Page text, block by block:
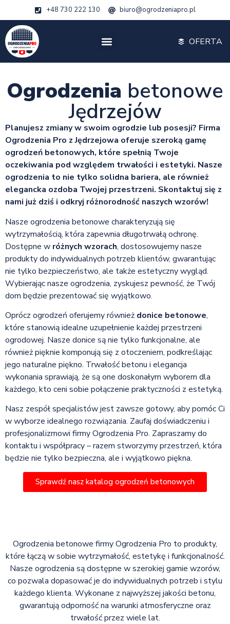
+48 730 222 130 biuro@ogrodzeniapro.pl
OFERTA
Ogrodzenia betonowe
Jędrzejów
Planujesz zmiany w swoim ogrodzie lub posesji? Firma
Ogrodzenia Pro z Jędrzejowa oferuje szeroką gamę
ogrodzeń betonowych, które spełnią Twoje
oczekiwania pod względem trwałości i estetyki. Nasze
ogrodzenia to nie tylko solidna bariera, ale również
elegancka ozdoba Twojej przestrzeni. Skontaktuj się z
nami już dziś i odkryj różnorodność naszych wzorów!
Nasze ogrodzenia betonowe charakteryzują się
wytrzymałością, która zapewnia długotrwałą ochronę.
Dostępne w różnych wzorach, dostosowujemy nasze
produkty do indywidualnych potrzeb klientów, gwarantując
nie tylko bezpieczeństwo, ale także estetyczny wygląd.
Wybierając nasze ogrodzenia, zyskujesz pewność, że Twój
dom będzie prezentować się wyjątkowo.
Oprócz ogrodzeń oferujemy również donice betonowe,
które stanowią idealne uzupełnienie każdej przestrzeni
ogrodowej. Nasze donice są nie tylko funkcjonalne, ale
również pięknie komponują się z otoczeniem, podkreślając
jego naturalne piękno. Trwałość betonu i elegancja
wykonania sprawiają, że są one doskonałym wyborem dla
każdego, kto ceni sobie połączenie praktyczności z estetyką.
Nasz zespół specjalistów jest zawsze gotowy, aby pomóc Ci
w wyborze idealnego rozwiązania. Zaufaj doświadczeniu i
profesjonalizmowi firmy Ogrodzenia Pro. Zapraszamy do
kontaktu i współpracy – razem stworzymy przestrzeń, która
będzie nie tylko bezpieczna, ale i wyjątkowo piękna.
Sprawdź nasz katalog ogrodzeń betonowych
Ogrodzenia betonowe firmy Ogrodzenia Pro to produkty,
które łączą w sobie wytrzymałość, estetykę i funkcjonalność.
Nasze ogrodzenia są dostępne w szerokiej gamie wzorów,
co pozwala dopasować je do indywidualnych potrzeb i stylu
każdego klienta. Wykonane z najwyższej jakości betonu,
gwarantują odporność na warunki atmosferyczne oraz
trwałość przez wiele lat.